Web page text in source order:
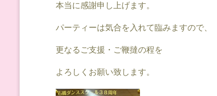
本当に感謝申し上げます。
パーティーは気合を入れて臨みますので、
更なるご支援・ご鞭撻の程を
よろしくお願い致します。